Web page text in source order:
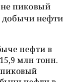
не пиковый
добычи нефти
нефти в
млн тонн.
пиковый